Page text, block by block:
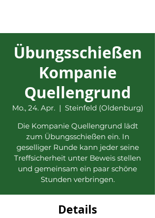
Übungsschießen
Kompanie
Quellengrund
Mo., 24. Apr.
  |
Steinfeld (Oldenburg)
Die Kompanie Quellengrund lädt
zum Übungsschießen ein. In
geselliger Runde kann jeder seine
Treffsicherheit unter Beweis stellen
und gemeinsam ein paar schöne
Stunden verbringen.
Details